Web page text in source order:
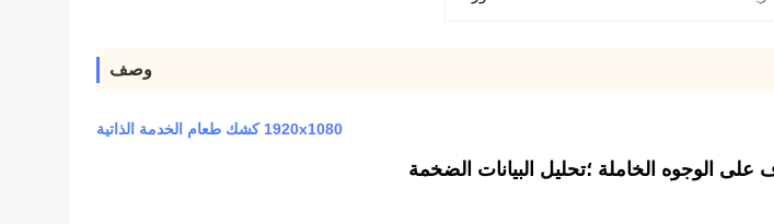
وصف
1920x1080 كشك طعام الخدمة الذاتية